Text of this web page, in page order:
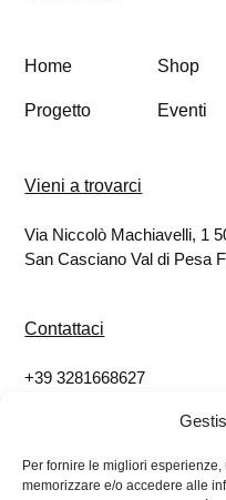
Per fornire le migliori
memorizzare e/o accedere alle
Home Shop
Progetto Eventi
Vieni a trovarci
Via Niccolò Machiavelli, 1
San Casciano Val di Pesa
Contattaci
+39 3281668627
Seguici